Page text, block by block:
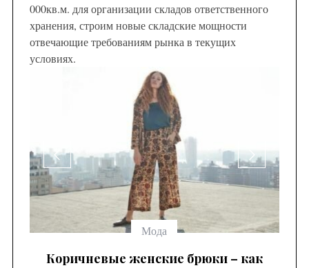
000кв.м. для организации складов ответственного
хранения, строим новые складские мощности
отвечающие требованиям рынка в текущих
условиях.
Мода
Коричневые женские брюки – как